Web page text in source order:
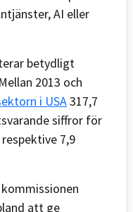
AI eller
betydligt
2013 och
i USA317,7
siffror för
7,9
att ge